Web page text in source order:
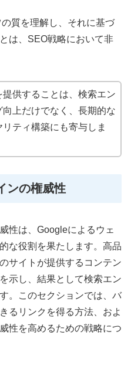
質を理解し、それに基づ
は、SEO戦略において非
供することは、検索エン
向上だけでなく、長期的な
ティ構築にも寄与しま
ンの権威性
性は、Googleによるウェ
な役割を果たします。高品
サイトが提供するコンテン
示し、結果として検索エン
。このセクションでは、バ
るリンクを得る方法、およ
性を高めるための戦略につ